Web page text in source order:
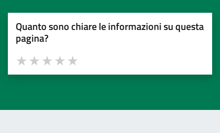
Quanto sono chiare le informazioni su questa
pagina?
Valuta 5 stelle su 5
Valuta 4 stelle su 5
Valuta 3 stelle su 5
Valuta 2 stelle su 5
Valuta 1 stelle su 5